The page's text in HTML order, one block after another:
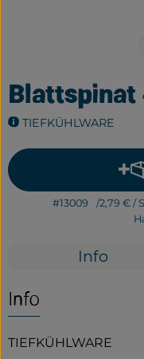
Haltbares
Getränke
Großverpackung
Drogerie
Blattspinat
TIEFKÜHLWARE
#13009 2,79 € /
Info
Info
TIEFKÜHLWARE